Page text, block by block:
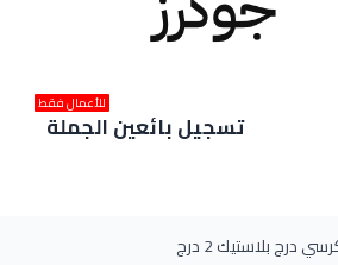
تسجيل بائعين الجملة
للأعمال فقط
درج بلاستيك 2 درج